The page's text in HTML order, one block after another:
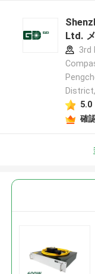
Ltd.
3rd
5.0
確